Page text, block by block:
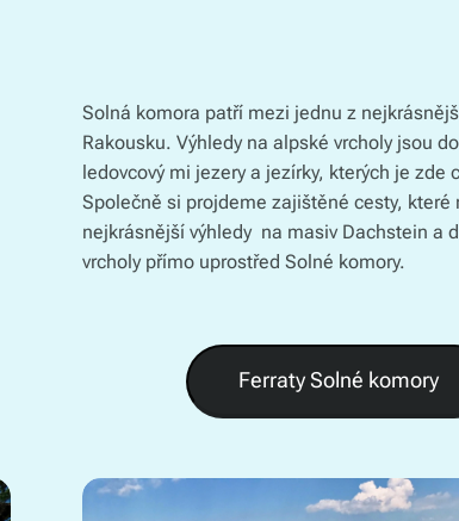
Solná komora patří mezi jednu z
Rakousku. Výhledy na alpské vrcholy jsou
ledovcový mi jezery a jezírky, kterých je zde
Společně si projdeme zajištěné cesty, které
nejkrásnější výhledy na masiv Dachstein a
vrcholy přímo uprostřed Solné komory.
Ferraty Solné komory